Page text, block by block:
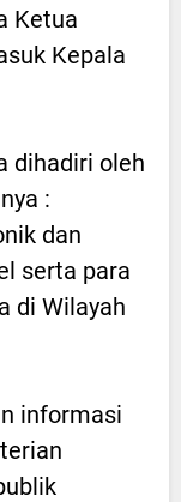
Ketua
Kepala
dihadiri oleh
:
dan
serta para
di Wilayah
informasi